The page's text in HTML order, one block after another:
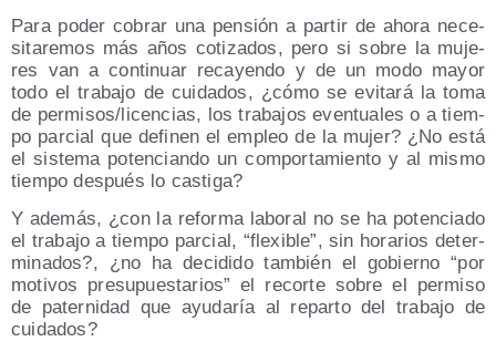
Para poder cobrar una pen­sión a par­tir de aho­ra nece­
si­ta­re­mos más años coti­za­dos, pero si sobre la muje­
res van a con­ti­nuar reca­yen­do y de un modo mayor
todo el tra­ba­jo de cui­da­dos, ¿cómo se evi­ta­rá la toma
de permisos/​licencias, los tra­ba­jos even­tua­les o a tiem­
po par­cial que defi­nen el empleo de la mujer? ¿No está
el sis­te­ma poten­cian­do un com­por­ta­mien­to y al mis­mo
tiem­po des­pués lo castiga?
Y ade­más, ¿con la refor­ma labo­ral no se ha poten­cia­do
el tra­ba­jo a tiem­po par­cial, “fle­xi­ble”, sin hora­rios deter­
mi­na­dos?, ¿no ha deci­di­do tam­bién el gobierno “por
moti­vos pre­su­pues­ta­rios” el recor­te sobre el per­mi­so
de pater­ni­dad que ayu­da­ría al repar­to del tra­ba­jo de
cuidados?